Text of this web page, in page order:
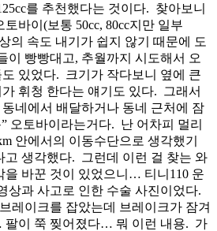
를 추천했다는 것이다. 찾아보니
바이(보통 50cc, 80cc지만 일부
의 속도 내기가 쉽지 않기 때문에 도
이 빵빵대고, 추월까지 시도해서 오
있었다. 크기가 작다보니 옆에 큰
휘청 한다는 얘기도 있다. 그래서
네에서 배달하거나 동네 근처에 잠
오토바이라는거다. 난 어차피 멀리
안에서의 이동수단으로 생각했기
고 생각했다. 그런데 이런 걸 찾는 와
을 바꾼 것이 있었으니… 티니110 운
상과 사고로 인한 수술 사진이었다.
레이크를 잡았는데 브레이크가 잠겨
팔이 쭉 찢어졌다… 뭐 이런 내용. 가